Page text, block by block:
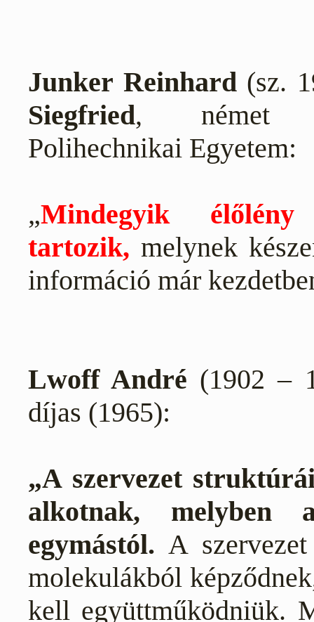
Junker Reinhard(sz.
Siegfried, német
Polihechnikai Egyetem:
„Mindegyik
tartozik, melynek
információ már
Lwoff André (1902 –
díjas (1965):
„A szervezet
alkotnak, melyben
egymástól. A
molekulákból
kell együttműködniük.